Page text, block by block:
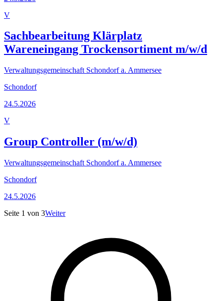
V
Sachbearbeitung Klärplatz
Wareneingang Trockensortiment m/w/d
Verwaltungsgemeinschaft Schondorf a. Ammersee
Schondorf
24.5.2026
V
Group Controller (m/w/d)
Verwaltungsgemeinschaft Schondorf a. Ammersee
Schondorf
24.5.2026
Seite 1 von 3Weiter